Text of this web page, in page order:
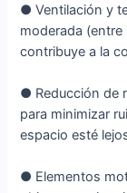
● Ventilación y
moderada
contribuye a la
● Reducción de
para minimizar
espacio esté
● Elementos